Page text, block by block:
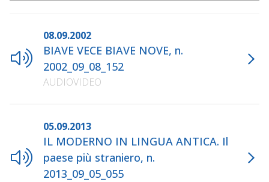
08.09.2002
BIAVE VECE BIAVE NOVE, n.
2002_09_08_152
AUDIOVIDEO
05.09.2013
IL MODERNO IN LINGUA ANTICA. Il
paese più straniero, n.
2013_09_05_055